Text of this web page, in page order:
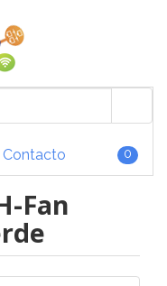
Contacto 0
Fan